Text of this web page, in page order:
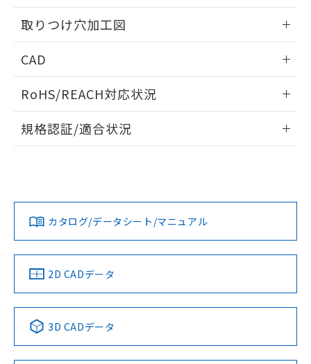
取りつけ穴加工図
CAD
ドすることができます。
ログイン/会員登録
ダウンロードデータをご利用いただく前に、以下を必ずお読
みください。
ソフトウェアの使用条件
RoHS/REACH対応状況
EU RoHS 注意事項・凡例
対応済み
中国 RoHS 注意事項・凡例
Pb Hg Cd Cr(VI)
規格認証/適合状況
LR型式承認
（イギリス
船舶規格）
DNV型式承認
（ノルウェー
BV型式承認
（フランス
KR型式
（韓国
No No No No
この製品の規格認証/適合状況ページへ
その他の認証はこちらのページからご検索ください
カタログ/データシート/マニュアル
2D CADデータ
3D CADデータ
また、RoHS指令のフタル酸エステル類４
物質の対応では、対応完了までの期間は出
荷製品に未対応品が混在することから備考
既に当社にて対応品への在庫切替を完了
していることから、特段のことがない限
り、2022年1月12日より割愛しておりま